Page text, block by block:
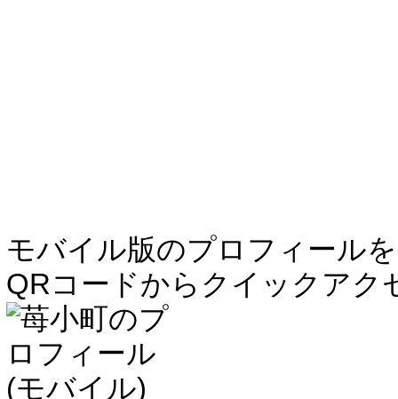
モバイル版のプロフィール
QRコードからクイックアク